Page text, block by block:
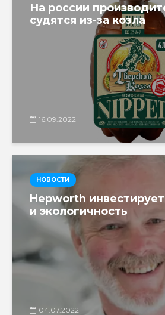
На россии
судятся из-за козла
16.09.2022
НОВОСТИ
Hepworth
и экологичность
04.07.2022